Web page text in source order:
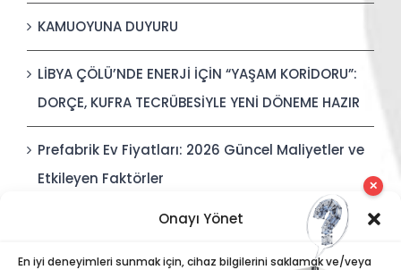
Onayı Yönet
En iyi deneyimleri sunmak için, cihaz bilgilerini saklamak ve/veya
KAMUOYUNA DUYURU
LİBYA ÇÖLÜ’NDE ENERJİ İÇİN “YAŞAM KORİDORU”:
DORÇE, KUFRA TECRÜBESİYLE YENİ DÖNEME HAZIR
Prefabrik Ev Fiyatları: 2026 Güncel Maliyetler ve
Etkileyen Faktörler
Polis Karakolları: Güvenli, Entegre ve Hızlı İnşa
Edilebilir Kamu Güvenliği Yapıları
✕